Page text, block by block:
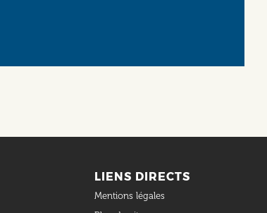
LIENS DIRECTS
Mentions légales